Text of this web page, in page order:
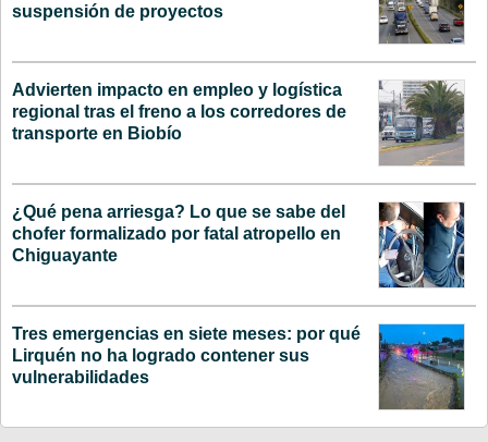
suspensión de proyectos
Advierten impacto en empleo y logística
regional tras el freno a los corredores de
transporte en Biobío
¿Qué pena arriesga? Lo que se sabe del
chofer formalizado por fatal atropello en
Chiguayante
Tres emergencias en siete meses: por qué
Lirquén no ha logrado contener sus
vulnerabilidades